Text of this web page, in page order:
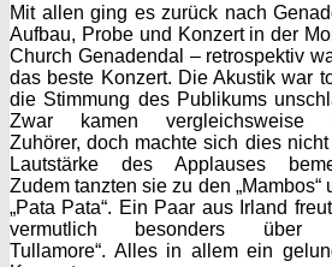
Mit allen ging es zurück nach
Aufbau, Probe und Konzert in der
Church Genadendal – retrospektiv
das beste Konzert. Die Akustik war
die Stimmung des Publikums
Zwar kamen vergleichsweise
Zuhörer, doch machte sich dies
Lautstärke des Applauses
Zudem tanzten sie zu den „Mambos“
„Pata Pata“. Ein Paar aus Irland
vermutlich besonders über
Tullamore“. Alles in allem ein